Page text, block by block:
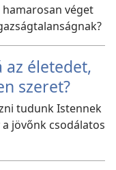
véget
az életedet,
szeret?
tudunk Istennek
jövőnk csodálatos